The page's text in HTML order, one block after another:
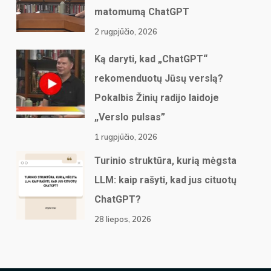
matomumą ChatGPT
2 rugpjūčio, 2026
Ką daryti, kad „ChatGPT“
rekomenduotų Jūsų verslą?
Pokalbis Žinių radijo laidoje
„Verslo pulsas”
1 rugpjūčio, 2026
Turinio struktūra, kurią mėgsta
LLM: kaip rašyti, kad jus cituotų
ChatGPT?
28 liepos, 2026